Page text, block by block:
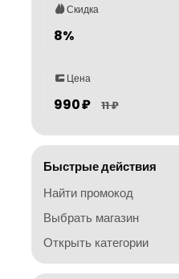
Скидка
8%
Цена
990 ₽ 11 ₽
Быстрые действия
Найти промокод
Выбрать магазин
Открыть категории